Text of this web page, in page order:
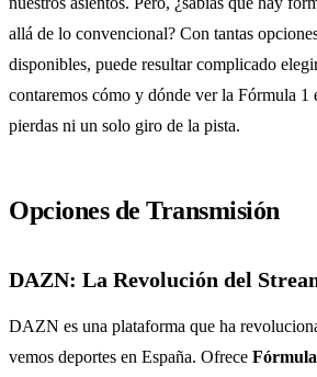
allá de lo convencional? Con tantas
disponibles, puede resultar complicado
contaremos cómo y dónde ver la Fórmula 1
pierdas ni un solo giro de la pista.
Opciones de Transmisión
DAZN: La Revolución del
DAZN es una plataforma que ha
vemos deportes en España. Ofrece